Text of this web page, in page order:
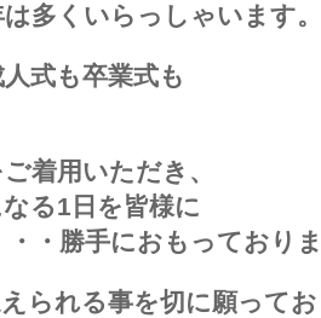
多くいらっしゃいます。
式も卒業式も
着用いただき、
る1日を皆様に
・勝手におもっており
られる事を切に願ってお